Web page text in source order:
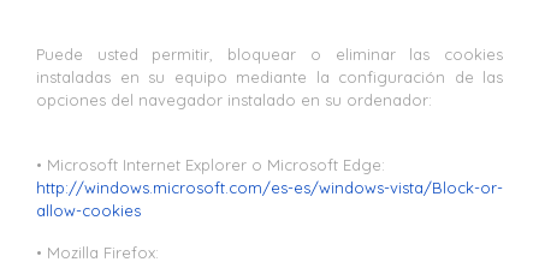
Puede usted permitir, bloquear o eliminar las cookies
instaladas en su equipo mediante la configuración de las
opciones del navegador instalado en su ordenador:
• Microsoft Internet Explorer o Microsoft Edge:
http://windows.microsoft.com/es-es/windows-vista/Block-or-
allow-cookies
• Mozilla Firefox: